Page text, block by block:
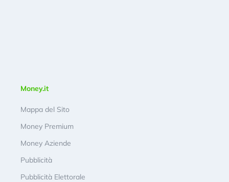
Money.it
Mappa del Sito
Money Premium
Money Aziende
Pubblicità
Pubblicità Elettorale